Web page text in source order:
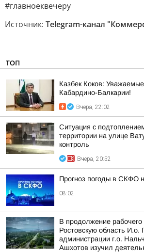
#главноеквечеру
Источник: Telegram-канал
ТОП
Казбек Коков:
Кабардино-Балкарии!
Вчера, 22:02
Ситуация с
территории на улице
контроль
Вчера, 20:52
Прогноз погоды в СКФО
08:02
В продолжение рабочего
Ростовскую область И.о.
администрации г.о.
Ашхотов изучил